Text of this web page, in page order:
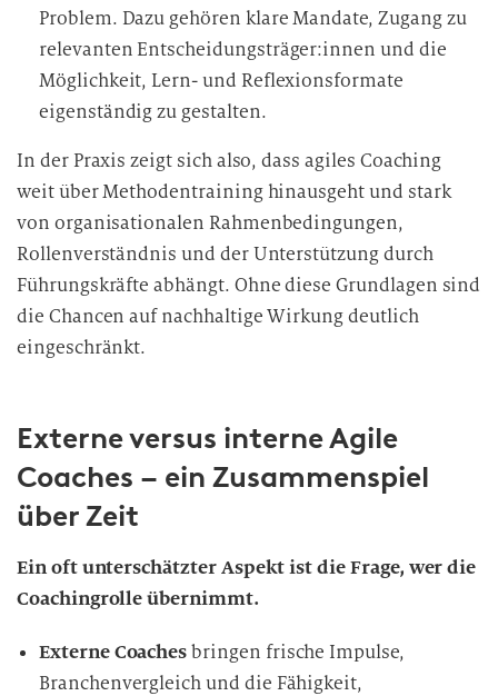
Problem. Dazu gehören klare Mandate, Zugang zu
relevanten Entscheidungsträger:innen und die
Möglichkeit, Lern- und Reflexionsformate
eigenständig zu gestalten.
In der Praxis zeigt sich also, dass agiles Coaching
weit über Methodentraining hinausgeht und stark
von organisationalen Rahmenbedingungen,
Rollenverständnis und der Unterstützung durch
Führungskräfte abhängt. Ohne diese Grundlagen sind
die Chancen auf nachhaltige Wirkung deutlich
eingeschränkt.
Externe versus interne Agile
Coaches – ein Zusammenspiel
über Zeit
Ein oft unterschätzter Aspekt ist die Frage, wer die
Coachingrolle übernimmt.
Externe Coachesbringen frische Impulse,
Branchenvergleich und die Fähigkeit,